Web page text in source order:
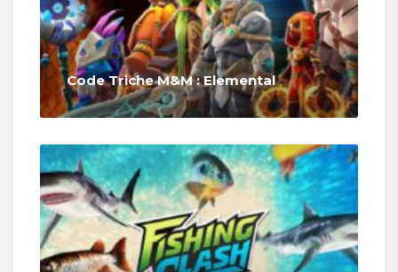
Code Triche M&M : Elemental